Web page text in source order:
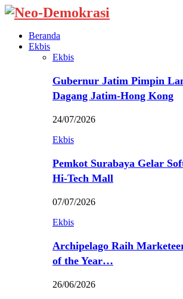
Beranda
Ekbis
Ekbis
Gubernur Jatim Pimpin
Dagang Jatim-Hong Kong
24/07/2026
Ekbis
Pemkot Surabaya Gelar
Hi-Tech Mall
07/07/2026
Ekbis
Archipelago Raih
of the Year…
26/06/2026